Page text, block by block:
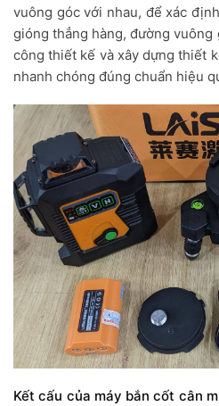
vuông góc với nhau, để xác
gióng thẳng hàng, đường vuông
công thiết kế và xây dựng thiết
nhanh chóng đúng chuẩn hiệu
Kết cấu của máy bắn cốt cân